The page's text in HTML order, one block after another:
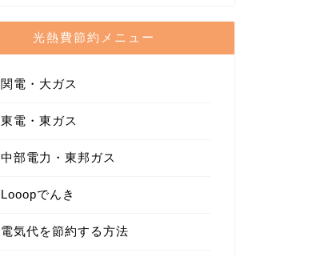
光熱費節約メニュー
関電・大ガス
東電・東ガス
中部電力・東邦ガス
Looopでんき
電気代を節約する方法